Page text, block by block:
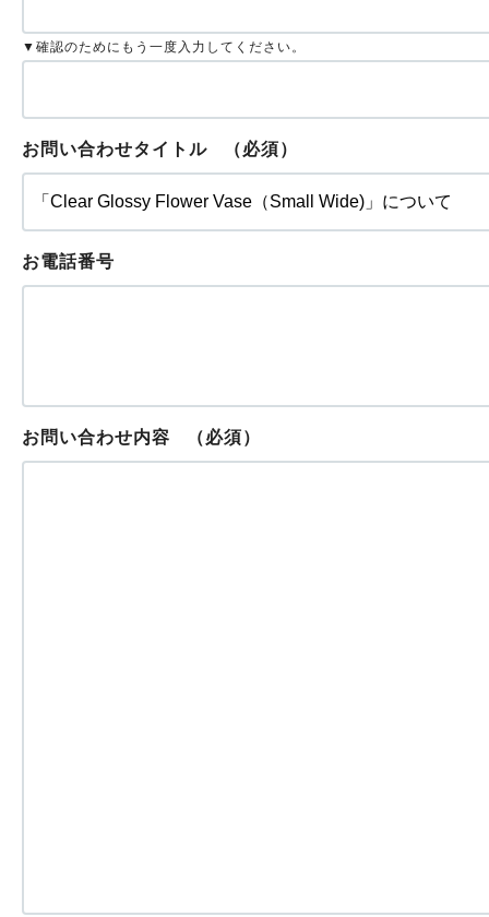
▼確認のためにもう一度入力してください。
お問い合わせタイトル （必須）
お電話番号
お問い合わせ内容 （必須）